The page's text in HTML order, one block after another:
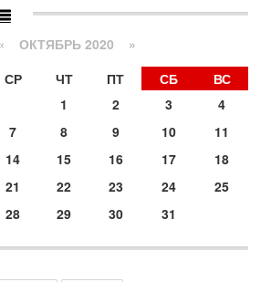
до крайних мер? Разбор и
обозревателя Давида Шарпа
Ирана и США накаляется
Трамп в самый последний момент
нанесении тяжелых ударов
«Аркия» намерен
по субботам!
авиакомпании «Аркия»
конфликт.
по Ирану - НОВОСТИ 30/07/2026
военной операции против Ирана
ОКТЯБРЬ 2020 »
СР ЧТ ПТ СБ
ВС
1
2 3
4
7 8 9 10
11
14 15 16 17
18
21 22 23 24
25
28 29 30 31